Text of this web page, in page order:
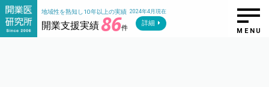
地域性を熟知し10年以上の実績
開業支援実績 86件
2024年4月現在
詳細
MENU